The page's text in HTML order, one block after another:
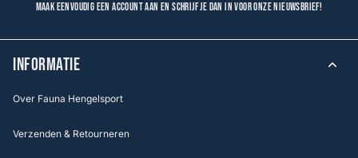
Maak eenvoudig een account aan en schrijf je dan in voor onze nieuwsbrief!
INFORMATIE
Over Fauna Hengelsport
Verzenden & Retourneren